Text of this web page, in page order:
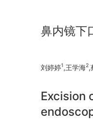
鼻内镜下
刘婷婷1,王学海2,
Excision